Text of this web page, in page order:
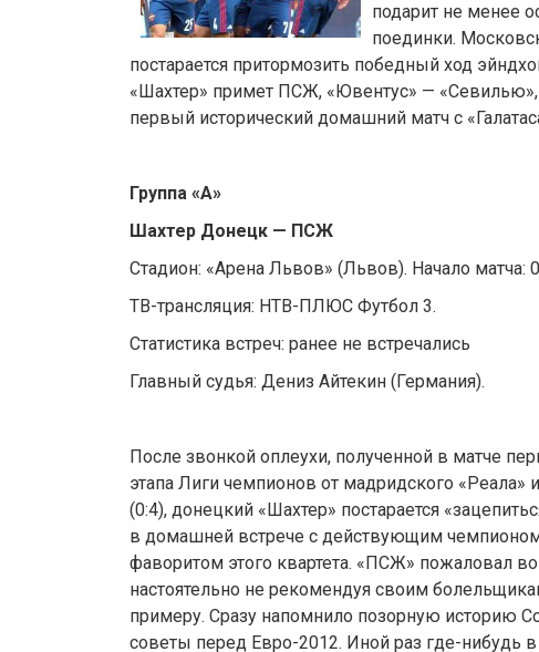
подарит не менее
поединки.
постарается притормозить победный ход
«Шахтер» примет ПСЖ, «Ювентус» — «Севилью»,
первый исторический домашний матч с
Группа «А»
Шахтер Донецк — ПСЖ
Стадион: «Арена Львов» (Львов). Начало матча:
ТВ-трансляция: НТВ-ПЛЮС Футбол 3.
Статистика встреч: ранее не встречались
Главный судья: Дениз Айтекин (Германия).
После звонкой оплеухи, полученной в матче
этапа Лиги чемпионов от мадридского «Реала»
(0:4), донецкий «Шахтер» постарается
в домашней встрече с действующим
фаворитом этого квартета. «ПСЖ» пожаловал
настоятельно не рекомендуя своим
примеру. Сразу напомнило позорную историю
советы перед Евро-2012. Иной раз где-нибудь